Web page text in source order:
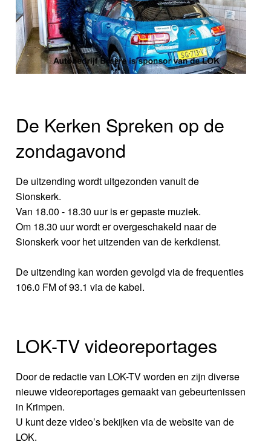
De Kerken Spreken op de
zondagavond
De uitzending wordt uitgezonden vanuit de
Sionskerk.
Van 18.00 - 18.30 uur is er gepaste muziek.
Om 18.30 uur wordt er overgeschakeld naar de
Sionskerk voor het uitzenden van de kerkdienst.
De uitzending kan worden gevolgd via de frequenties
106.0 FM of 93.1 via de kabel.
LOK-TV videoreportages
Door de redactie van LOK-TV worden en zijn diverse
nieuwe videoreportages gemaakt van gebeurtenissen
in Krimpen.
U kunt deze video’s bekijken via de website van de
LOK.